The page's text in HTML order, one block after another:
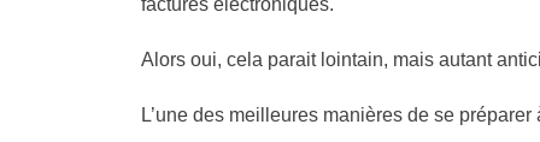
factures électroniques.
Alors oui, cela parait lointain, mais autant
L’une des meilleures manières de se